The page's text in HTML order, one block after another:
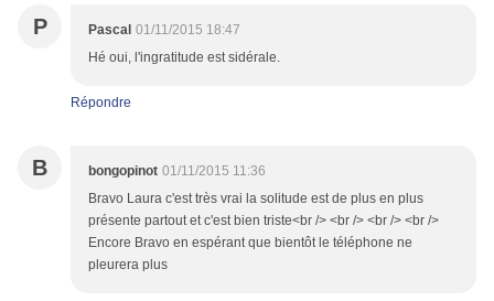
P Pascal 01/11/2015 18:47
Hé oui, l'ingratitude est sidérale.
Répondre
B bongopinot 01/11/2015 11:36
Bravo Laura c'est très vrai la solitude est de plus en plus
présente partout et c'est bien triste<br /> <br /> <br /> <br />
Encore Bravo en espérant que bientôt le téléphone ne
pleurera plus